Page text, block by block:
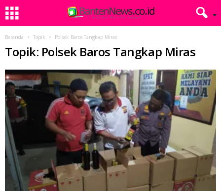
Beranda Topik Polsek Baros Tangkap Miras
Topik: Polsek Baros Tangkap Miras